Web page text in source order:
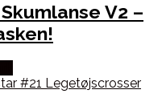
V2 –